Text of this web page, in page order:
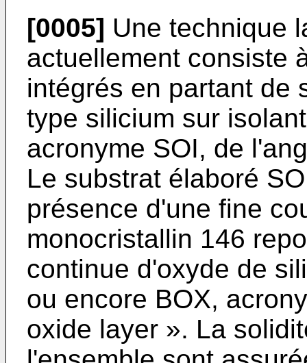
[0005] Une technique
actuellement consiste
intégrés en partant de
type silicium sur
acronyme SOI, de
Le substrat élaboré
présence d'une fine
monocristallin 146
continue d'oxyde de
ou encore BOX,
oxide layer ». La